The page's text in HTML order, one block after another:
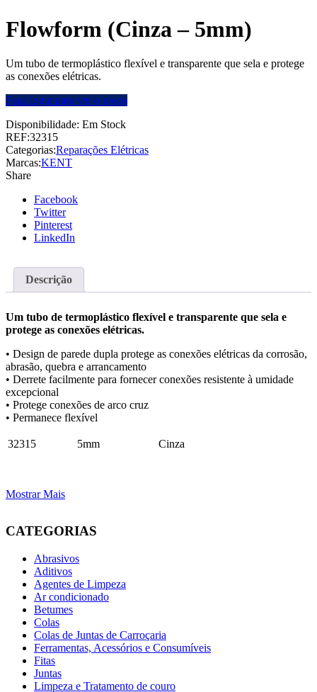
Flowform (Cinza – 5mm)
Um tubo de termoplástico flexível e transparente que sela e protege
as conexões elétricas.
Faça login para ver o preço
Disponibilidade: Em Stock
REF:32315
Categorias:Reparações Elétricas
Marcas:KENT
Share
Facebook
Twitter
Pinterest
LinkedIn
Descrição
Um tubo de termoplástico flexível e transparente que sela e
protege as conexões elétricas.
• Design de parede dupla protege as conexões elétricas da corrosão,
abrasão, quebra e arrancamento
• Derrete facilmente para fornecer conexões resistente à umidade
excepcional
• Protege conexões de arco cruz
• Permanece flexível
32315 5mm Cinza
Mostrar Mais
CATEGORIAS
Abrasivos
Aditivos
Agentes de Limpeza
Ar condicionado
Betumes
Colas
Colas de Juntas de Carroçaria
Ferramentas, Acessórios e Consumíveis
Fitas
Juntas
Limpeza e Tratamento de couro